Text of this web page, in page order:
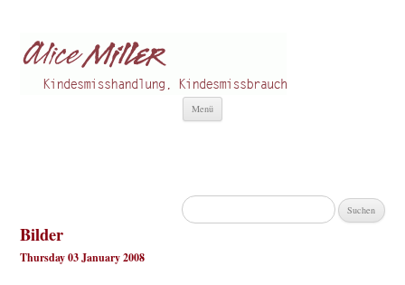
Menü
Suchen
nach:
Bilder
Thursday 03 January 2008